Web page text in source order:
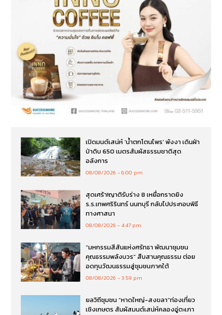
เปิดมนต์เสน่ห์ ‘น้ำตกโตนไพร’ พังงา เดินฝ่า
ป่าดิบ 650 เมตรสัมผัสธรรมชาติสุด
อลังการ
08/08/2026 6:00 pm
สุดเศร้า!ญาติรับร่าง 8 เหยื่อกราดยิง
ร.ร.เทพศริรินทร์ นนทบุรี กลับไปประกอบพิธี
ทางศาสนา
08/08/2026 4:47 pm
“มหกรรมสีสันแห่งศรัทธา พัฒนาชุมชน
คุณธรรมพลังบวร” สืบสานคุณธรรม ต่อย
อดทุนวัฒนธรรมสู่ชุมชนภาคใต้
08/08/2026 3:59 pm
ยลวิถีชุมชน “หาดใหญ่-สงขลา”ท่องเที่ยว
เชิงเกษตร สัมผัสมนต์เสน่ห์คลองอู่ตะเภา